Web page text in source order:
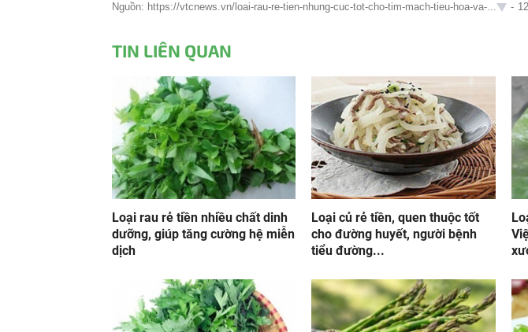
Nguồn: https://vtcnews.vn/loai-rau-re-tien-nhung-cuc-tot-cho-tim-mach-tieu-hoa-va-... -
TIN LIÊN QUAN
Loại rau rẻ tiền nhiều chất dinh
dưỡng, giúp tăng cường hệ miễn
dịch
Loại củ rẻ tiền, quen thuộc tốt
cho đường huyết, người bệnh
tiểu đường...